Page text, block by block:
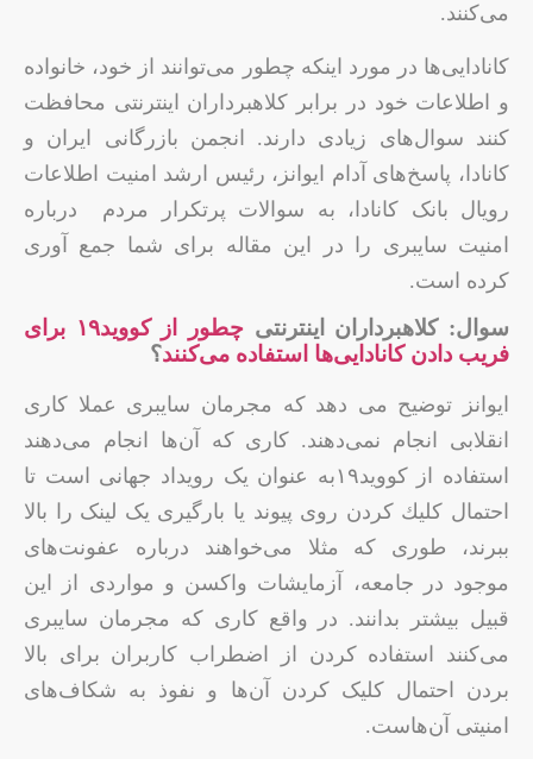
می‌کنند.
کانادایی‌ها در مورد اینکه چطور می‌توانند از خود، خانواده
و اطلاعات خود در برابر کلاهبرداران اینترنتی محافظت
کنند سوال‌های زیادی دارند. انجمن بازرگانی ایران و
کانادا، پاسخ‌های آدام ایوانز، رئیس ارشد امنیت اطلاعات
رویال بانک کانادا، به سوالات پرتکرار مردم درباره
امنیت سایبری را در این مقاله برای شما جمع آوری
کرده است.
سوال: کلاهبرداران اینترنتی
چطور از کووید۱۹ برای
فریب دادن کانادایی‌ها استفاده می‌کنند؟
ایوانز توضیح می دهد که مجرمان سایبری عملا کاری
انقلابی انجام نمی‌دهند. کاری که آن‌ها انجام می‌دهند
استفاده از کووید۱۹به عنوان یک رویداد جهانی است تا
احتمال كلیك كردن روی پیوند یا بارگیری یک لینک را بالا
ببرند، طوری که مثلا می‌خواهند درباره عفونت‌های
موجود در جامعه، آزمایشات واكسن و مواردی از این
قبیل بیشتر بدانند. در واقع کاری که مجرمان سایبری
می‌کنند استفاده کردن از اضطراب کاربران برای بالا
بردن احتمال کلیک کردن آن‌ها و نفوذ به شکاف‌های
امنیتی آن‌هاست.